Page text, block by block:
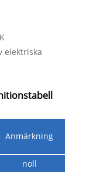
elektriska
Anmärkning
noll